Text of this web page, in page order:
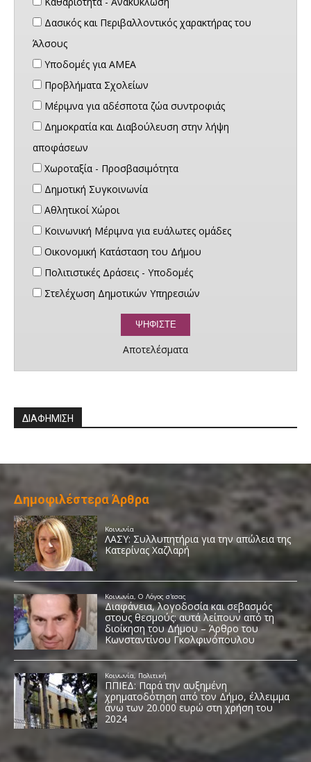
Δασικός και Περιβαλλοντικός χαρακτήρας του
Άλσους
Υποδομές για ΑΜΕΑ
Προβλήματα Σχολείων
Μέριμνα για αδέσποτα ζώα συντροφιάς
Δημοκρατία και Διαβούλευση στην λήψη
αποφάσεων
Χωροταξία - Προσβασιμότητα
Δημοτική Συγκοινωνία
Αθλητικοί Χώροι
Κοινωνική Μέριμνα για ευάλωτες ομάδες
Οικονομική Κατάσταση του Δήμου
Πολιτιστικές Δράσεις - Υποδομές
Στελέχωση Δημοτικών Υπηρεσιών
Αποτελέσματα
ΔΙΑΦΗΜΙΣΗ
Δημοφιλέστερα Άρθρα